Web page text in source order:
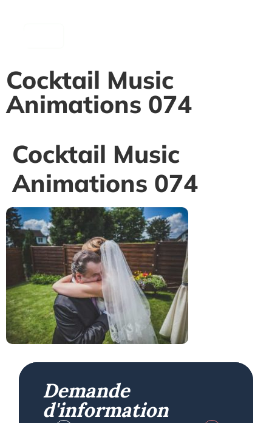
Cocktail Music
Animations 074
Cocktail Music
Animations 074
Demande
d'information